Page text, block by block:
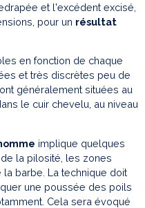
et l'excédent excisé,
pour un résultat
en fonction de chaque
et très discrètes peu de
généralement situées au
le cuir chevelu, au niveau
implique quelques
la pilosité, les zones
barbe. La technique doit
une poussée des poils
Cela sera évoqué